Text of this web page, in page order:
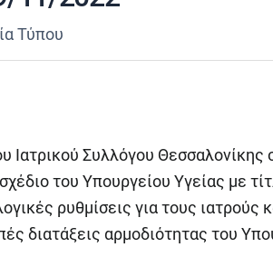
Τύπου
Ιατρικού Συλλόγου
του Υπουργείου Υγείας με
ρυθμίσεις για τους ιατρούς
διατάξεις αρμοδιότητας του